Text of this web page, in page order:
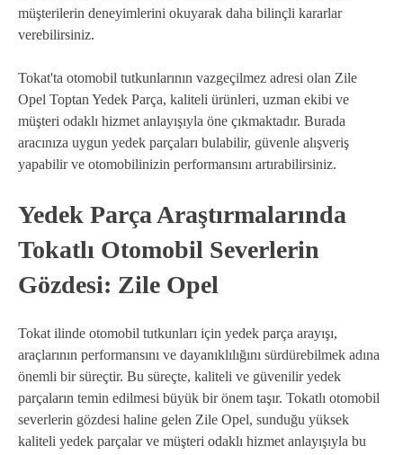
müşterilerin deneyimlerini okuyarak daha bilinçli kararlar
verebilirsiniz.
Tokat'ta otomobil tutkunlarının vazgeçilmez adresi olan Zile
Opel Toptan Yedek Parça, kaliteli ürünleri, uzman ekibi ve
müşteri odaklı hizmet anlayışıyla öne çıkmaktadır. Burada
aracınıza uygun yedek parçaları bulabilir, güvenle alışveriş
yapabilir ve otomobilinizin performansını artırabilirsiniz.
Yedek Parça Araştırmalarında
Tokatlı Otomobil Severlerin
Gözdesi: Zile Opel
Tokat ilinde otomobil tutkunları için yedek parça arayışı,
araçlarının performansını ve dayanıklılığını sürdürebilmek adına
önemli bir süreçtir. Bu süreçte, kaliteli ve güvenilir yedek
parçaların temin edilmesi büyük bir önem taşır. Tokatlı otomobil
severlerin gözdesi haline gelen Zile Opel, sunduğu yüksek
kaliteli yedek parçalar ve müşteri odaklı hizmet anlayışıyla bu